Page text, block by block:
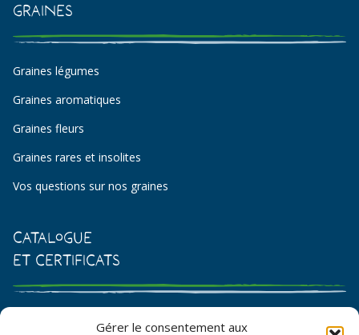
Gérer le consentement aux
Graines
Graines légumes
Graines aromatiques
Graines fleurs
Graines rares et insolites
Vos questions sur nos graines
Catalogue
et certificats
Catalogue de graines et semences